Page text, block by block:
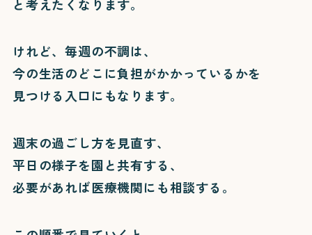
と考えたくなります。
けれど、毎週の不調は、
今の生活のどこに負担がかかっているかを
見つける入口にもなります。
週末の過ごし方を見直す、
平日の様子を園と共有する、
必要があれば医療機関にも相談する。